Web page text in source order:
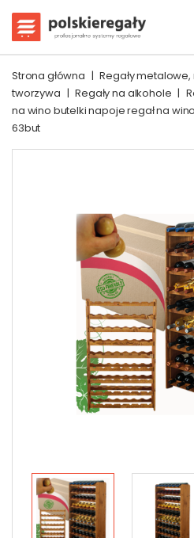
Strona główna | Regały metalowe,
tworzywa | Regały na alkohole |
na wino butelki napoje regał na
63but